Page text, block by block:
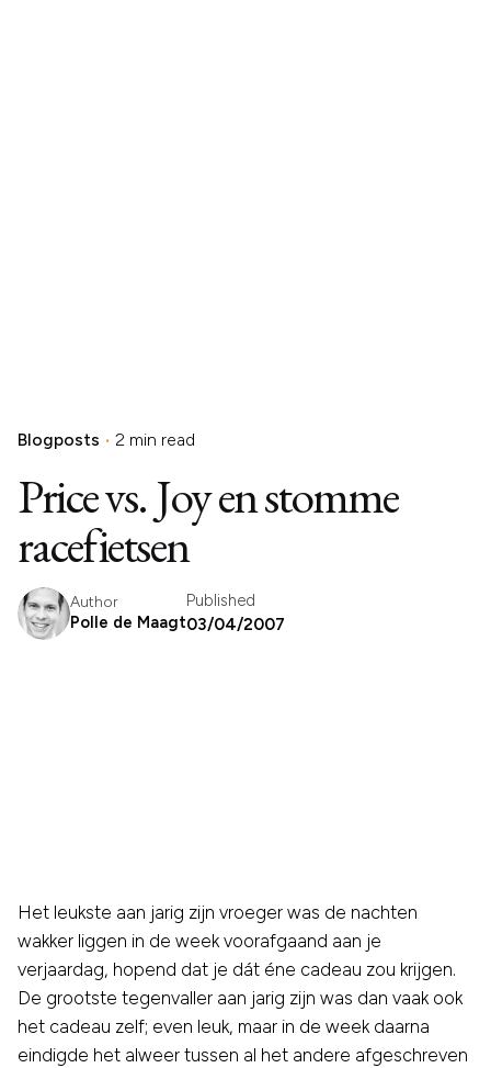
Blogposts 2 min read
Price vs. Joy en stomme
racefietsen
Author
Polle de Maagt
Published
03/04/2007
Het leukste aan jarig zijn vroeger was de nachten
wakker liggen in de week voorafgaand aan je
verjaardag, hopend dat je dát éne cadeau zou krijgen.
De grootste tegenvaller aan jarig zijn was dan vaak ook
het cadeau zelf; even leuk, maar in de week daarna
eindigde het alweer tussen al het andere afgeschreven